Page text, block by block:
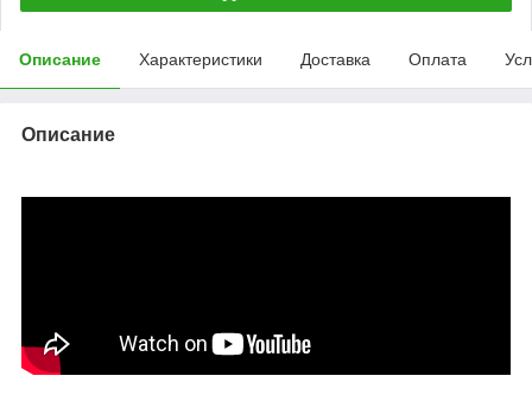
Описание Характеристики Доставка Оплата
Описание